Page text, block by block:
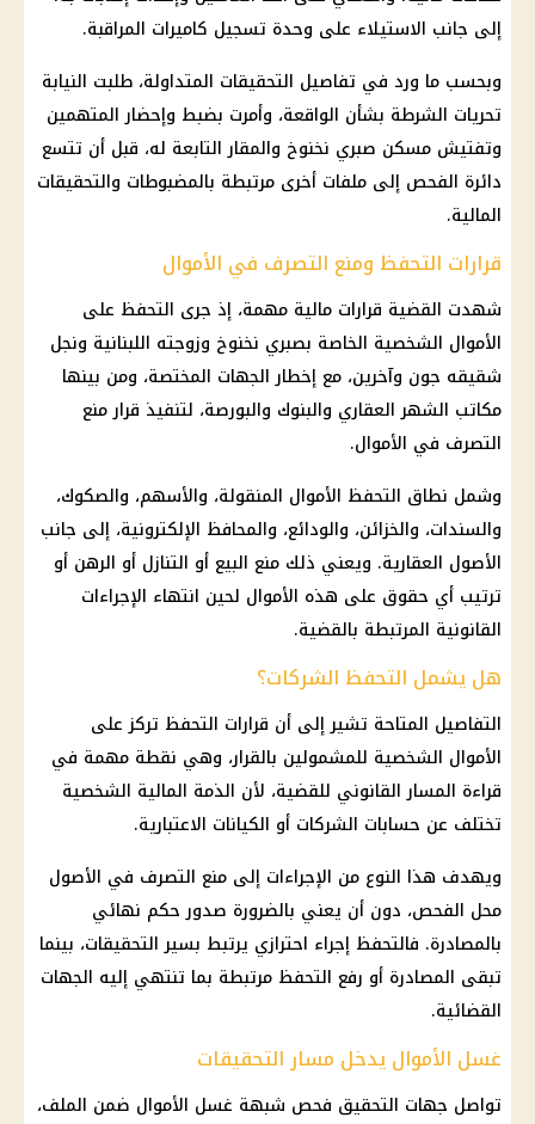
إلى جانب الاستيلاء على وحدة تسجيل كاميرات المراقبة.
وبحسب ما ورد في تفاصيل التحقيقات المتداولة، طلبت النيابة
تحريات الشرطة بشأن الواقعة، وأمرت بضبط وإحضار المتهمين
وتفتيش مسكن صبري نخنوخ والمقار التابعة له، قبل أن تتسع
دائرة الفحص إلى ملفات أخرى مرتبطة بالمضبوطات والتحقيقات
المالية.
قرارات التحفظ ومنع التصرف في الأموال
شهدت القضية قرارات مالية مهمة، إذ جرى التحفظ على
الأموال الشخصية الخاصة بصبري نخنوخ وزوجته اللبنانية ونجل
شقيقه جون وآخرين، مع إخطار الجهات المختصة، ومن بينها
مكاتب الشهر العقاري والبنوك والبورصة، لتنفيذ قرار منع
التصرف في الأموال.
وشمل نطاق التحفظ الأموال المنقولة، والأسهم، والصكوك،
والسندات، والخزائن، والودائع، والمحافظ الإلكترونية، إلى جانب
الأصول العقارية. ويعني ذلك منع البيع أو التنازل أو الرهن أو
ترتيب أي حقوق على هذه الأموال لحين انتهاء الإجراءات
القانونية المرتبطة بالقضية.
هل يشمل التحفظ الشركات؟
التفاصيل المتاحة تشير إلى أن قرارات التحفظ تركز على
الأموال الشخصية للمشمولين بالقرار، وهي نقطة مهمة في
قراءة المسار القانوني للقضية، لأن الذمة المالية الشخصية
تختلف عن حسابات الشركات أو الكيانات الاعتبارية.
ويهدف هذا النوع من الإجراءات إلى منع التصرف في الأصول
محل الفحص، دون أن يعني بالضرورة صدور حكم نهائي
بالمصادرة. فالتحفظ إجراء احترازي يرتبط بسير التحقيقات، بينما
تبقى المصادرة أو رفع التحفظ مرتبطة بما تنتهي إليه الجهات
القضائية.
غسل الأموال يدخل مسار التحقيقات
تواصل جهات التحقيق فحص شبهة غسل الأموال ضمن الملف،